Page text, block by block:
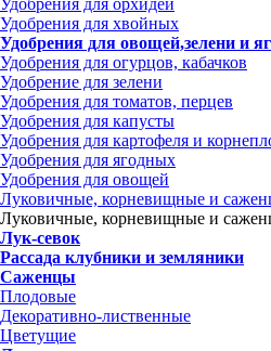
Удобрения для орхидей
Удобрения для хвойных
Удобрения для овощей,зелени и
Удобрения для огурцов, кабачков
Удобрение для зелени
Удобрения для томатов, перцев
Удобрения для капусты
Удобрения для картофеля и
Удобрения для ягодных
Удобрения для овощей
Луковичные, корневищные и
Луковичные, корневищные и
Лук-севок
Рассада клубники и земляники
Саженцы
Плодовые
Декоративно-лиственные
Цветущие